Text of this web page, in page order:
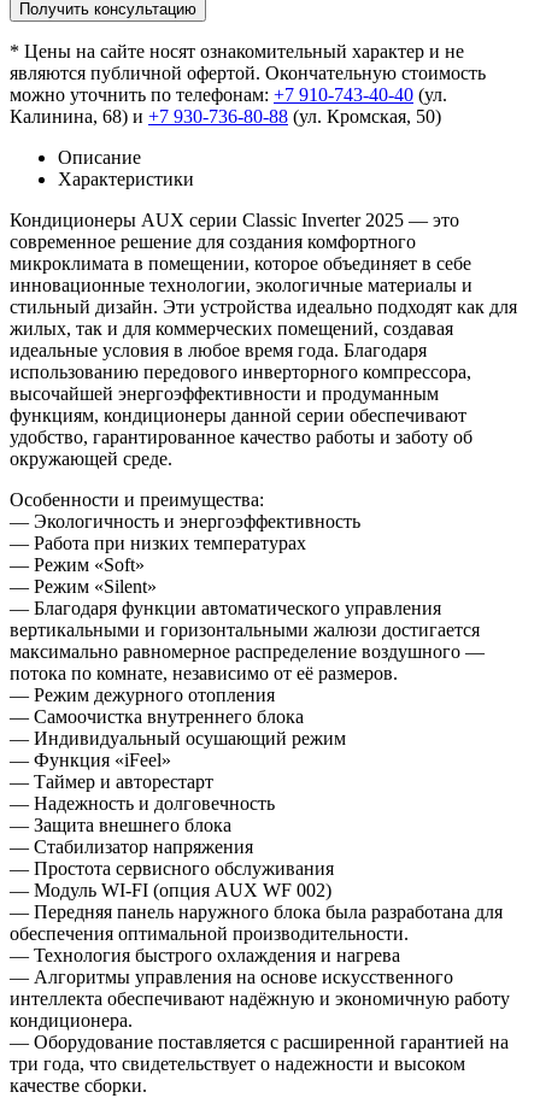
Получить консультацию
* Цены на сайте носят ознакомительный характер и не
являются публичной офертой. Окончательную стоимость
можно уточнить по телефонам: +7 910-743-40-40 (ул.
Калинина, 68) и +7 930-736-80-88 (ул. Кромская, 50)
Описание
Характеристики
Кондиционеры AUX серии Classic Inverter 2025 — это
современное решение для создания комфортного
микроклимата в помещении, которое объединяет в себе
инновационные технологии, экологичные материалы и
стильный дизайн. Эти устройства идеально подходят как для
жилых, так и для коммерческих помещений, создавая
идеальные условия в любое время года. Благодаря
использованию передового инверторного компрессора,
высочайшей энергоэффективности и продуманным
функциям, кондиционеры данной серии обеспечивают
удобство, гарантированное качество работы и заботу об
окружающей среде.
Особенности и преимущества:
— Экологичность и энергоэффективность
— Работа при низких температурах
— Режим «Soft»
— Режим «Silent»
— Благодаря функции автоматического управления
вертикальными и горизонтальными жалюзи достигается
максимально равномерное распределение воздушного —
потока по комнате, независимо от её размеров.
— Режим дежурного отопления
— Самоочистка внутреннего блока
— Индивидуальный осушающий режим
— Функция «iFeel»
— Таймер и авторестарт
— Надежность и долговечность
— Защита внешнего блока
— Стабилизатор напряжения
— Простота сервисного обслуживания
— Модуль WI-FI (опция AUX WF 002)
— Передняя панель наружного блока была разработана для
обеспечения оптимальной производительности.
— Технология быстрого охлаждения и нагрева
— Алгоритмы управления на основе искусственного
интеллекта обеспечивают надёжную и экономичную работу
кондиционера.
— Оборудование поставляется с расширенной гарантией на
три года, что свидетельствует о надежности и высоком
качестве сборки.